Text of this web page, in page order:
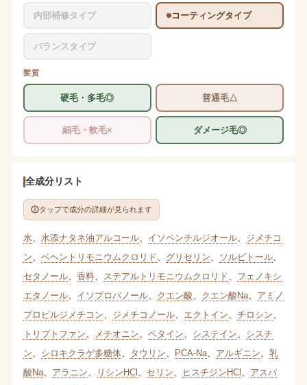
内部補修タイプ コーティングタイプ
バランスタイプ
髪質
硬毛・多毛◎ 普通毛△
細毛・軟毛× ダメージ毛◎
全成分リスト
タップで成分の詳細が見られます
水 水添ナタネ油アルコール、 イソペンチルジオール、 ジメチコ
ン
ベヘントリモニウムクロリド グリセリン ソルビトール、
セタノール、 香料、 ステアルトリモニウムクロリド
フェノキシ
エタノール、 イソプロパノール、 クエン酸 クエン酸Na、 アミノ
プロピルジメチコン
ジメチコノール、 エクトイン チロシン
トリプトファン
メチオニン ベタイン システイン
シスチ
ン
シロキクラゲ多糖体、 タウリン PCA-Na、 アルギニン
乳
酸Na、 アラニン リシンHCl セリン ヒスチジンHCl
アスパ